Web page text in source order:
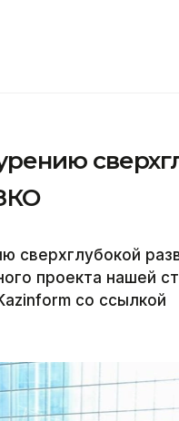
сверхглубокой
проекта нашей
со ссылкой